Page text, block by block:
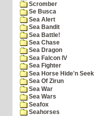
Scromber
Se Busca
Sea Alert
Sea Bandit
Sea Battle!
Sea Chase
Sea Dragon
Sea Falcon IV
Sea Fighter
Sea Horse Hide'n Seek
Sea Of Zirun
Sea War
Sea Wars
Seafox
Seahorses